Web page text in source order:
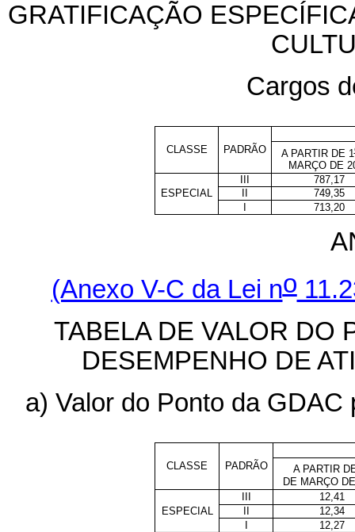
GRATIFICAÇÃO
Cargos
CLASSE PADRÃO A PARTIR DE 1
MARÇO DE
787,17
ESPECIAL
749,35
713,20
(Anexo V-C da Lei no
TABELA DE VALOR DO
DESEMPENHO DE
a) Valor do Ponto da
CLASSE PADRÃO
A PARTIR
DE MARÇO
III
12,41
ESPECIAL
II
12,34
I
12,27